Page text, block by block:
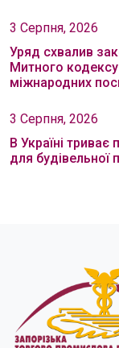
3 Серпня, 2026
Уряд схвалив
Митного кодексу
міжнародних
3 Серпня, 2026
В Україні триває
для будівельної